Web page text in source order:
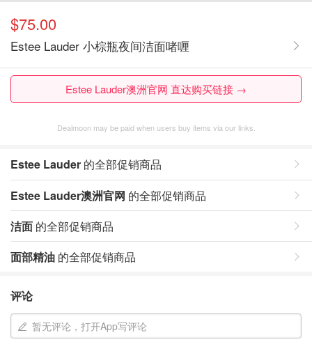
$75.00
Estee Lauder 小棕瓶夜间洁面啫喱
Estee Lauder澳洲官网 直达购买链接 →
Dealmoon may be paid when users buy items via our links.
Estee Lauder 的全部促销商品
Estee Lauder澳洲官网 的全部促销商品
洁面 的全部促销商品
面部精油 的全部促销商品
评论
暂无评论，打开App写评论